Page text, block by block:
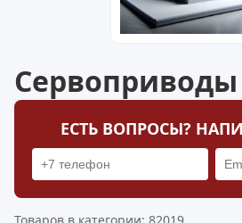
Сервоприводы
ЕСТЬ ВОПРОСЫ?